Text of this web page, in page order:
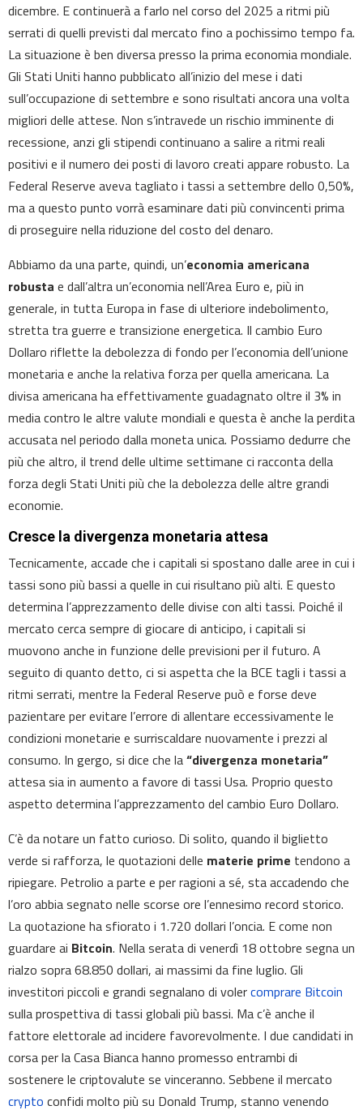
dicembre. E continuerà a farlo nel corso del 2025 a ritmi più
serrati di quelli previsti dal mercato fino a pochissimo tempo fa.
La situazione è ben diversa presso la prima economia mondiale.
Gli Stati Uniti hanno pubblicato all’inizio del mese i dati
sull’occupazione di settembre e sono risultati ancora una volta
migliori delle attese. Non s’intravede un rischio imminente di
recessione, anzi gli stipendi continuano a salire a ritmi reali
positivi e il numero dei posti di lavoro creati appare robusto. La
Federal Reserve aveva tagliato i tassi a settembre dello 0,50%,
ma a questo punto vorrà esaminare dati più convincenti prima
di proseguire nella riduzione del costo del denaro.
Abbiamo da una parte, quindi, un’economia americana
robusta e dall’altra un’economia nell’Area Euro e, più in
generale, in tutta Europa in fase di ulteriore indebolimento,
stretta tra guerre e transizione energetica. Il cambio Euro
Dollaro riflette la debolezza di fondo per l’economia dell’unione
monetaria e anche la relativa forza per quella americana. La
divisa americana ha effettivamente guadagnato oltre il 3% in
media contro le altre valute mondiali e questa è anche la perdita
accusata nel periodo dalla moneta unica. Possiamo dedurre che
più che altro, il trend delle ultime settimane ci racconta della
forza degli Stati Uniti più che la debolezza delle altre grandi
economie.
Cresce la divergenza monetaria attesa
Tecnicamente, accade che i capitali si spostano dalle aree in cui i
tassi sono più bassi a quelle in cui risultano più alti. E questo
determina l’apprezzamento delle divise con alti tassi. Poiché il
mercato cerca sempre di giocare di anticipo, i capitali si
muovono anche in funzione delle previsioni per il futuro. A
seguito di quanto detto, ci si aspetta che la BCE tagli i tassi a
ritmi serrati, mentre la Federal Reserve può e forse deve
pazientare per evitare l’errore di allentare eccessivamente le
condizioni monetarie e surriscaldare nuovamente i prezzi al
consumo. In gergo, si dice che la“divergenza monetaria”
attesa sia in aumento a favore di tassi Usa. Proprio questo
aspetto determina l’apprezzamento del cambio Euro Dollaro.
C’è da notare un fatto curioso. Di solito, quando il biglietto
verde si rafforza, le quotazioni delle materie prime tendono a
ripiegare. Petrolio a parte e per ragioni a sé, sta accadendo che
l’oro abbia segnato nelle scorse ore l’ennesimo record storico.
La quotazione ha sfiorato i 1.720 dollari l’oncia. E come non
guardare ai Bitcoin. Nella serata di venerdì 18 ottobre segna un
rialzo sopra 68.850 dollari, ai massimi da fine luglio. Gli
investitori piccoli e grandi segnalano di volercomprare Bitcoin
sulla prospettiva di tassi globali più bassi. Ma c’è anche il
fattore elettorale ad incidere favorevolmente. I due candidati in
corsa per la Casa Bianca hanno promesso entrambi di
sostenere le criptovalute se vinceranno. Sebbene il mercato
crypto confidi molto più su Donald Trump, stanno venendo